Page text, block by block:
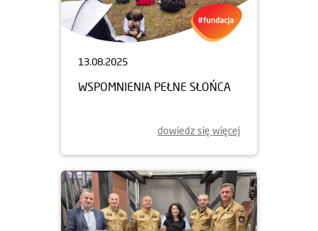
13.08.2025
WSPOMNIENIA PEŁNE SŁOŃCA
dowiedz się więcej